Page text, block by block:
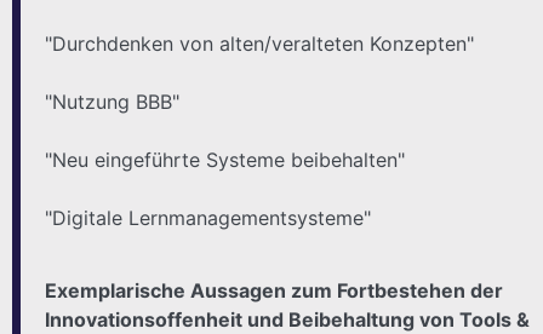
"Durchdenken von alten/veralteten Konzepten"
"Nutzung BBB"
"Neu eingeführte Systeme beibehalten"
"Digitale Lernmanagementsysteme"
Exemplarische Aussagen zum Fortbestehen der
Innovationsoffenheit und Beibehaltung von Tools &